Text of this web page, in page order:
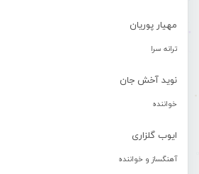
مهیار پوریان
ترانه سرا
نوید آخش جان
خواننده
ایوب گلزاری
آهنگساز و خواننده